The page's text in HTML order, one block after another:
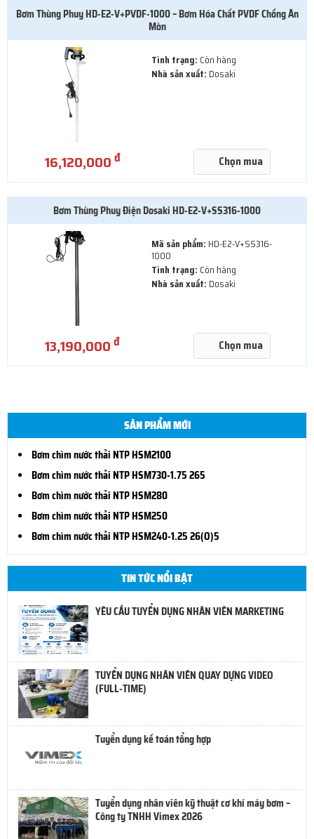
Bơm Thùng Phuy HD-E2-V+PVDF-1000 – Bơm Hóa Chất PVDF Chống Ăn
Mòn
Tình trạng: Còn hàng
Nhà sản xuất: Dosaki
16,120,000đ Chọn mua
Bơm Thùng Phuy Điện Dosaki HD-E2-V+SS316-1000
Mã sản phẩm: HD-E2-V+SS316-
1000
Tình trạng: Còn hàng
Nhà sản xuất: Dosaki
13,190,000đ Chọn mua
SẢN PHẨM MỚI
Bơm chìm nước thải NTP HSM2100
Bơm chìm nước thải NTP HSM730-1.75 265
Bơm chìm nước thải NTP HSM280
Bơm chìm nước thải NTP HSM250
Bơm chìm nước thải NTP HSM240-1.25 26(O)5
TIN TỨC NỔI BẬT
YÊU CẦU TUYỂN DỤNG NHÂN VIÊN MARKETING
TUYỂN DỤNG NHÂN VIÊN QUAY DỰNG VIDEO
(FULL-TIME)
Tuyển dụng kế toán tổng hợp
Tuyển dụng nhân viên kỹ thuật cơ khí máy bơm –
Công ty TNHH Vimex 2026